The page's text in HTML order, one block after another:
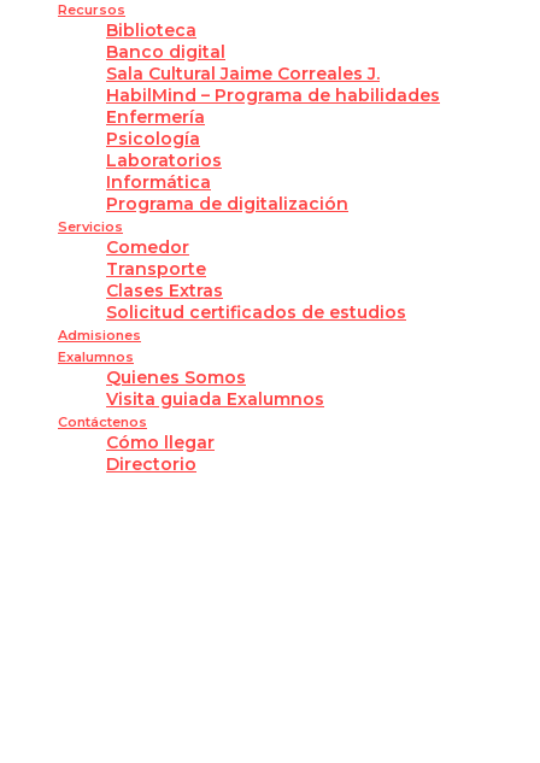
Recursos
Biblioteca
Banco digital
Sala Cultural Jaime Correales J.
HabilMind – Programa de habilidades
Enfermería
Psicología
Laboratorios
Informática
Programa de digitalización
Servicios
Comedor
Transporte
Clases Extras
Solicitud certificados de estudios
Admisiones
Exalumnos
Quienes Somos
Visita guiada Exalumnos
Contáctenos
Cómo llegar
Directorio